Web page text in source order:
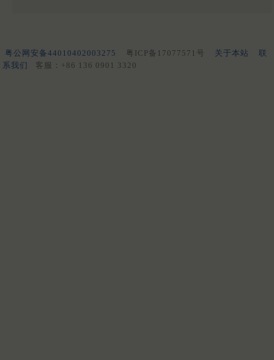
粤公网安备44010402003275 粤ICP备17077571号 关于本站
联
系我们
客服：+86 136 0901 3320